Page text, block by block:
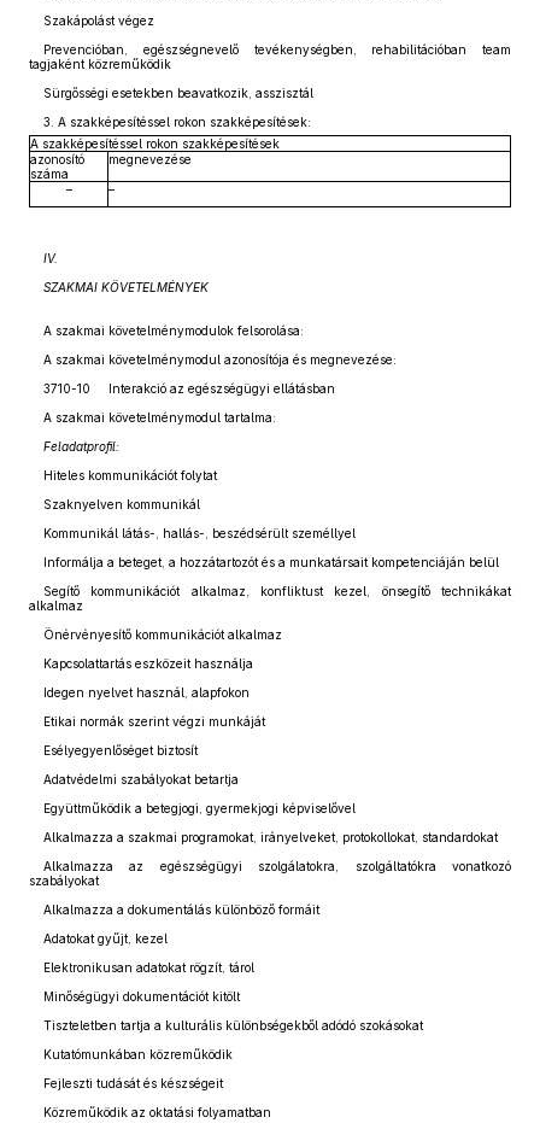
Szakápolást végez
Prevencióban, egészségnevelő tevékenységben, rehabilitációban team
tagjaként közreműködik
Sürgősségi esetekben beavatkozik, asszisztál
3. A szakképesítéssel rokon szakképesítések:
A szakképesítéssel rokon szakképesítések
azonosító
száma
megnevezése
– –
IV.
SZAKMAI KÖVETELMÉNYEK
A szakmai követelménymodulok felsorolása:
A szakmai követelménymodul azonosítója és megnevezése:
3710-10 Interakció az egészségügyi ellátásban
A szakmai követelménymodul tartalma:
Feladatprofil:
Hiteles kommunikációt folytat
Szaknyelven kommunikál
Kommunikál látás-, hallás-, beszédsérült személlyel
Informálja a beteget, a hozzátartozót és a munkatársait kompetenciáján belül
Segítő kommunikációt alkalmaz, konfliktust kezel, önsegítő technikákat
alkalmaz
Önérvényesítő kommunikációt alkalmaz
Kapcsolattartás eszközeit használja
Idegen nyelvet használ, alapfokon
Etikai normák szerint végzi munkáját
Esélyegyenlőséget biztosít
Adatvédelmi szabályokat betartja
Együttműködik a betegjogi, gyermekjogi képviselővel
Alkalmazza a szakmai programokat, irányelveket, protokollokat, standardokat
Alkalmazza az egészségügyi szolgálatokra, szolgáltatókra vonatkozó
szabályokat
Alkalmazza a dokumentálás különböző formáit
Adatokat gyűjt, kezel
Elektronikusan adatokat rögzít, tárol
Minőségügyi dokumentációt kitölt
Tiszteletben tartja a kulturális különbségekből adódó szokásokat
Kutatómunkában közreműködik
Fejleszti tudását és készségeit
Közreműködik az oktatási folyamatban